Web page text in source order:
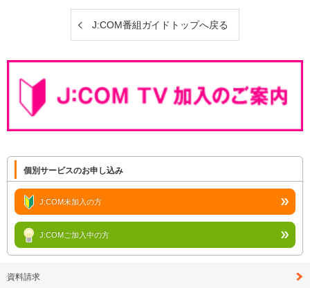
J:COM番組ガイドトップへ戻る
個別サービスのお申し込み
J:COM未加入の方
J:COMご加入中の方
資料請求